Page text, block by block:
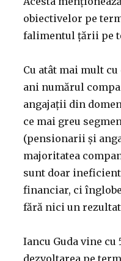
obiectivelor pe
falimentul țării pe
Cu atât mai mult
ani numărul
angajații din
ce mai greu
(pensionarii și
majoritatea
sunt doar
financiar, ci
fără nici un
Iancu Guda vine